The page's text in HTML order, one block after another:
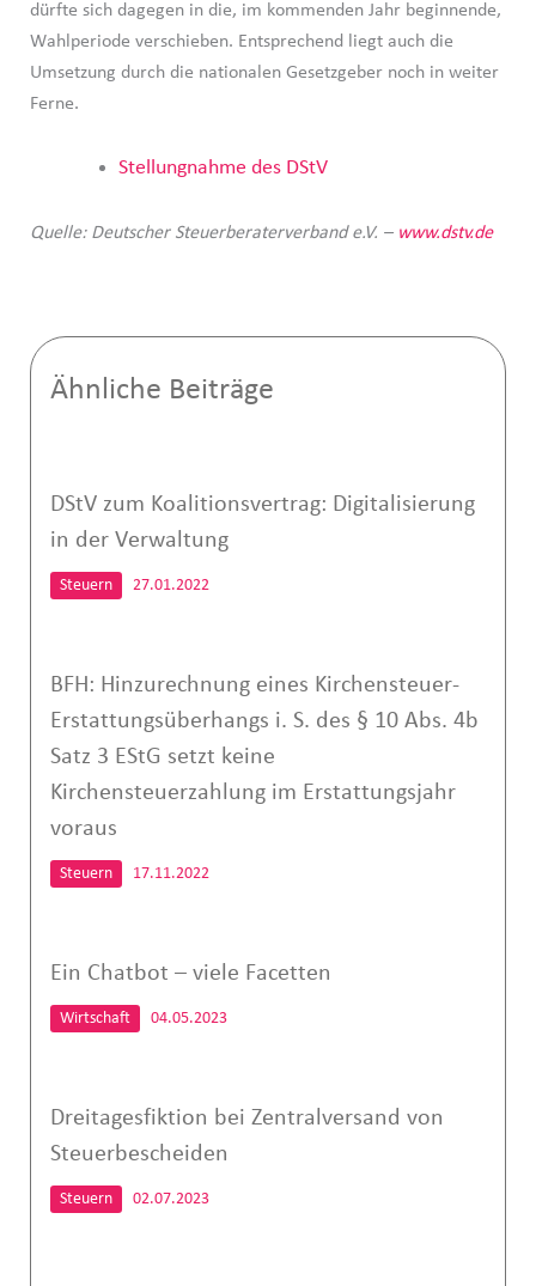
dürfte sich dagegen in die, im kommenden Jahr beginnende,
Wahlperiode verschieben. Entsprechend liegt auch die
Umsetzung durch die nationalen Gesetzgeber noch in weiter
Ferne.
Stellungnahme des DStV
Quelle: Deutscher Steuerberaterverband e.V. – www.dstv.de
Ähnliche Beiträge
DStV zum Koalitionsvertrag: Digitalisierung
in der Verwaltung
Steuern 27.01.2022
BFH: Hinzurechnung eines Kirchensteuer-
Erstattungsüberhangs i. S. des § 10 Abs. 4b
Satz 3 EStG setzt keine
Kirchensteuerzahlung im Erstattungsjahr
voraus
Steuern 17.11.2022
Ein Chatbot – viele Facetten
Wirtschaft 04.05.2023
Dreitagesfiktion bei Zentralversand von
Steuerbescheiden
Steuern 02.07.2023